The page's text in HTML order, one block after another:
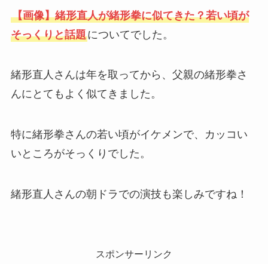
【画像】緒形直人が緒形拳に似てきた？若い頃が
そっくりと話題についてでした。
緒形直人さんは年を取ってから、父親の緒形拳さ
んにとてもよく似てきました。
特に緒形拳さんの若い頃がイケメンで、カッコい
いところがそっくりでした。
緒形直人さんの朝ドラでの演技も楽しみですね！
スポンサーリンク